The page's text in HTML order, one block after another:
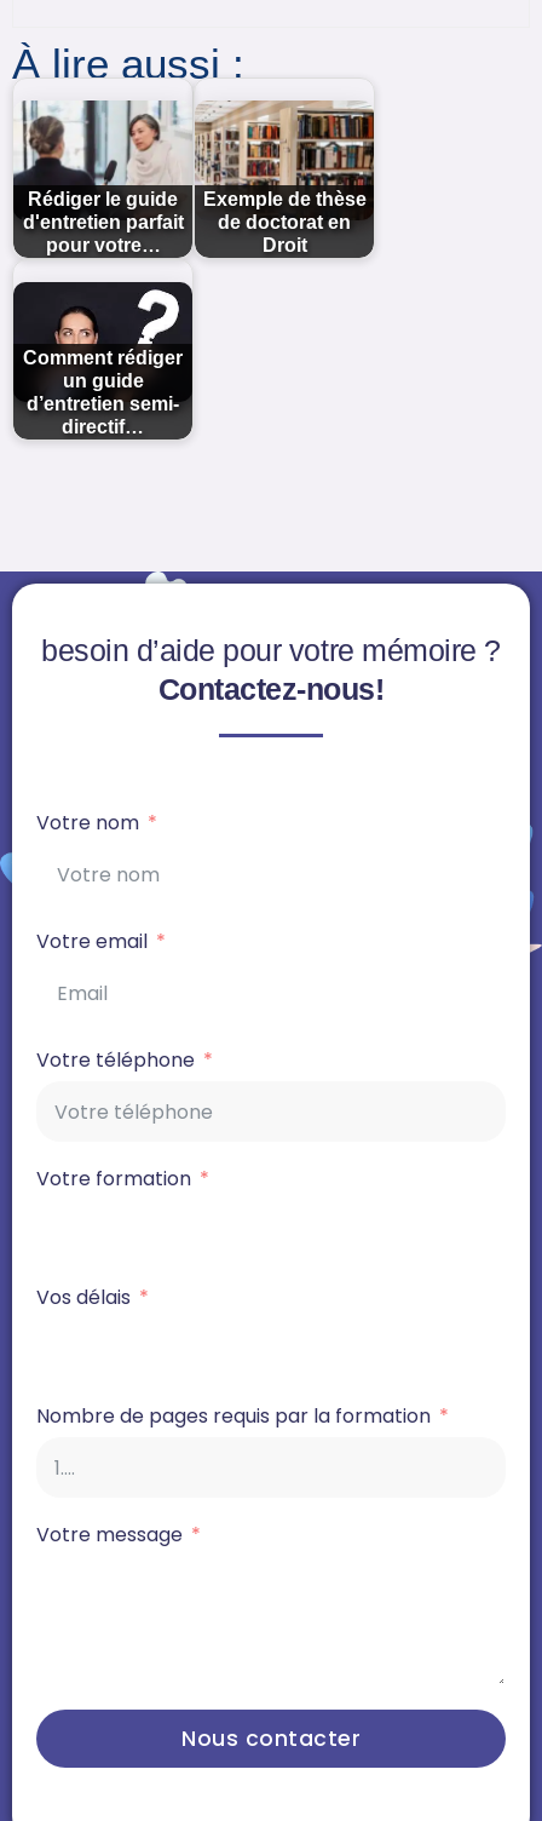
À lire aussi :
Rédiger le guide
d'entretien parfait
pour votre…
Exemple de thèse
de doctorat en
Droit
Comment rédiger
un guide
d’entretien semi-
directif…
besoin d’aide pour votre mémoire ?
Contactez-nous!
Votre nom
Votre email
Votre téléphone
Votre formation
Vos délais
Nombre de pages requis par la formation
Votre message
Nous contacter